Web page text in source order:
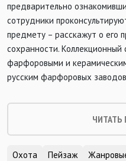
предварительно
сотрудники
предмету – расскажут о его
сохранности.
фарфоровыми и
русским фарфоровых
Охота Пейзаж